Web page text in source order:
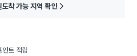
도착 가능 지역 확인
트 적립